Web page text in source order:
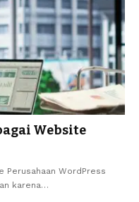
Website
Perusahaan WordPress
karena…